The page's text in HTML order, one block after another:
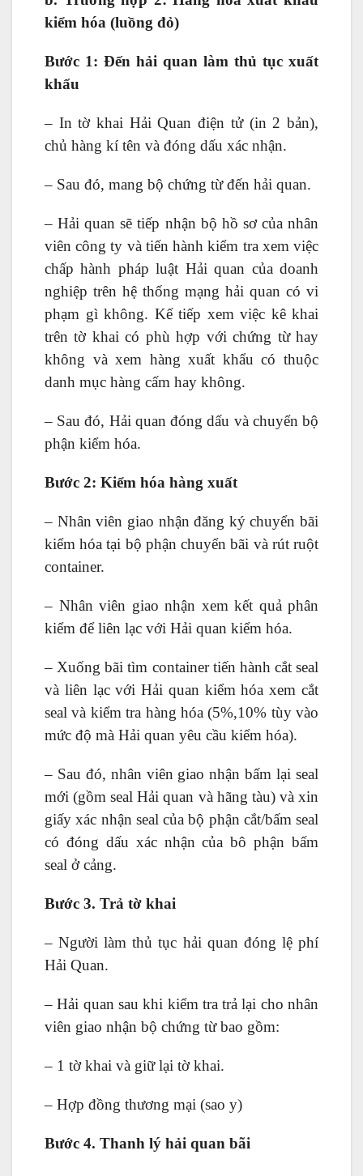
kiểm hóa (luồng đỏ)
Bước 1: Đến hải quan làm thủ tục xuất
khẩu
– In tờ khai Hải Quan điện tử (in 2 bản),
chủ hàng kí tên và đóng dấu xác nhận.
– Sau đó, mang bộ chứng từ đến hải quan.
– Hải quan sẽ tiếp nhận bộ hồ sơ của nhân
viên công ty và tiến hành kiểm tra xem việc
chấp hành pháp luật Hải quan của doanh
nghiệp trên hệ thống mạng hải quan có vi
phạm gì không. Kế tiếp xem việc kê khai
trên tờ khai có phù hợp với chứng từ hay
không và xem hàng xuất khẩu có thuộc
danh mục hàng cấm hay không.
– Sau đó, Hải quan đóng dấu và chuyển bộ
phận kiểm hóa.
Bước 2: Kiểm hóa hàng xuất
– Nhân viên giao nhận đăng ký chuyển bãi
kiểm hóa tại bộ phận chuyển bãi và rút ruột
container.
– Nhân viên giao nhận xem kết quả phân
kiểm để liên lạc với Hải quan kiểm hóa.
– Xuống bãi tìm container tiến hành cắt seal
và liên lạc với Hải quan kiểm hóa xem cắt
seal và kiểm tra hàng hóa (5%,10% tùy vào
mức độ mà Hải quan yêu cầu kiểm hóa).
– Sau đó, nhân viên giao nhận bấm lại seal
mới (gồm seal Hải quan và hãng tàu) và xin
giấy xác nhận seal của bộ phận cắt/bấm seal
có đóng dấu xác nhận của bô phận bấm
seal ở cảng.
Bước 3. Trả tờ khai
– Người làm thủ tục hải quan đóng lệ phí
Hải Quan.
– Hải quan sau khi kiểm tra trả lại cho nhân
viên giao nhận bộ chứng từ bao gồm:
– 1 tờ khai và giữ lại tờ khai.
– Hợp đồng thương mại (sao y)
Bước 4. Thanh lý hải quan bãi